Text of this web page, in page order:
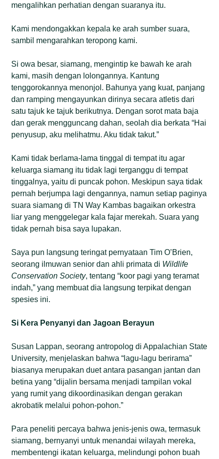
mengalihkan perhatian dengan suaranya itu.
Kami mendongakkan kepala ke arah sumber suara,
sambil mengarahkan teropong kami.
Si owa besar, siamang, mengintip ke bawah ke arah
kami, masih dengan lolongannya. Kantung
tenggorokannya menonjol. Bahunya yang kuat, panjang
dan ramping mengayunkan dirinya secara atletis dari
satu tajuk ke tajuk berikutnya. Dengan sorot mata baja
dan gerak mengguncang dahan, seolah dia berkata “Hai
penyusup, aku melihatmu. Aku tidak takut.”
Kami tidak berlama-lama tinggal di tempat itu agar
keluarga siamang itu tidak lagi terganggu di tempat
tinggalnya, yaitu di puncak pohon. Meskipun saya tidak
pernah berjumpa lagi dengannya, namun setiap paginya
suara siamang di TN Way Kambas bagaikan orkestra
liar yang menggelegar kala fajar merekah. Suara yang
tidak pernah bisa saya lupakan.
Saya pun langsung teringat pernyataan Tim O’Brien,
seorang ilmuwan senior dan ahli primata di Wildlife
Conservation Society, tentang “koor pagi yang teramat
indah,” yang membuat dia langsung terpikat dengan
spesies ini.
Si Kera Penyanyi dan Jagoan Berayun
Susan Lappan, seorang antropolog di Appalachian State
University, menjelaskan bahwa “lagu-lagu berirama”
biasanya merupakan duet antara pasangan jantan dan
betina yang “dijalin bersama menjadi tampilan vokal
yang rumit yang dikoordinasikan dengan gerakan
akrobatik melalui pohon-pohon.”
Para peneliti percaya bahwa jenis-jenis owa, termasuk
siamang, bernyanyi untuk menandai wilayah mereka,
membentengi ikatan keluarga, melindungi pohon buah